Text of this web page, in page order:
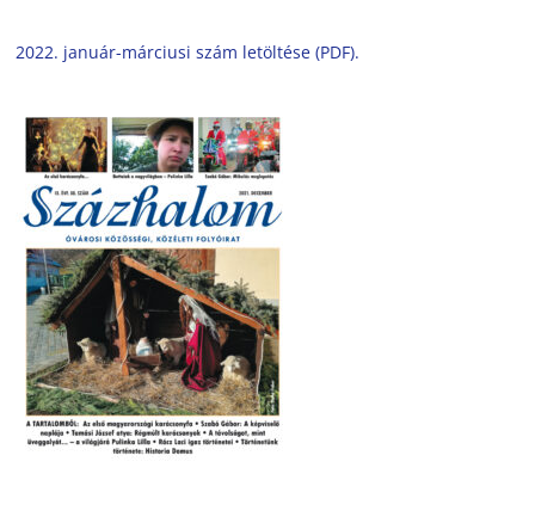
2022. január-márciusi szám letöltése (PDF).